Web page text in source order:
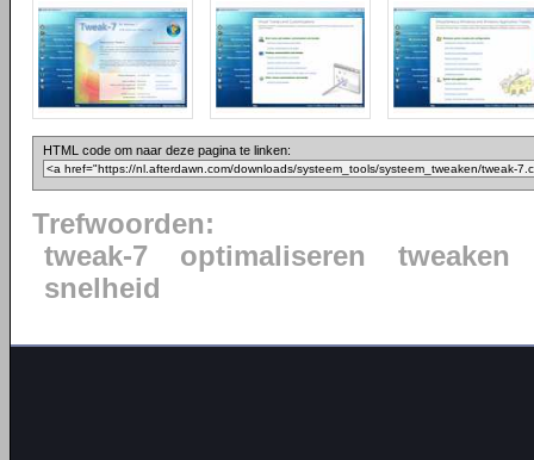
HTML code om naar deze pagina te linken:
Trefwoorden:
tweak-7
optimaliseren
tweaken
snelheid